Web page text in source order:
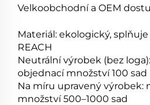
Velkoobchodní a OEM
Materiál: ekologický,
REACH
Neutrální výrobek (bez
objednací množství 100 sad
Na míru upravený výrobek:
množství 500–1000 sad